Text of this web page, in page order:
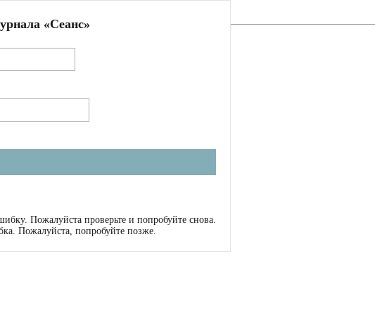
«Сеанс»
Пожалуйста проверьте и попробуйте снова.
Пожалуйста, попробуйте позже.